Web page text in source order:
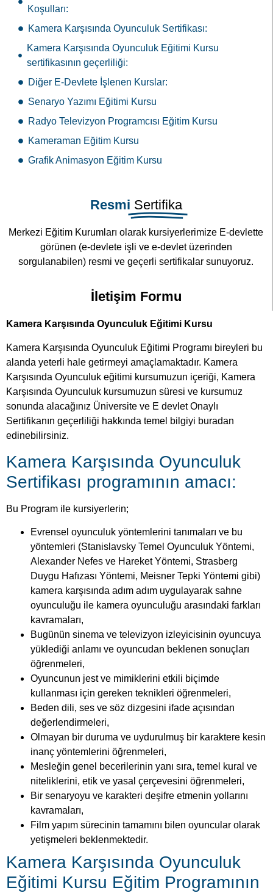
Koşulları:
Kamera Karşısında Oyunculuk Sertifikası:
Kamera Karşısında Oyunculuk Eğitimi Kursu
sertifikasının geçerliliği:
Diğer E-Devlete İşlenen Kurslar:
Senaryo Yazımı Eğitimi Kursu
Radyo Televizyon Programcısı Eğitim Kursu
Kameraman Eğitim Kursu
Grafik Animasyon Eğitim Kursu
Resmi Sertifika
Merkezi Eğitim Kurumları olarak kursiyerlerimize E-devlette
görünen (e-devlete işli ve e-devlet üzerinden
sorgulanabilen) resmi ve geçerli sertifikalar sunuyoruz.
İletişim Formu
Kamera Karşısında Oyunculuk Eğitimi Kursu
Kamera Karşısında Oyunculuk Eğitimi Programı bireyleri bu
alanda yeterli hale getirmeyi amaçlamaktadır. Kamera
Karşısında Oyunculuk eğitimi kursumuzun içeriği, Kamera
Karşısında Oyunculuk kursumuzun süresi ve kursumuz
sonunda alacağınız Üniversite ve E devlet Onaylı
Sertifikanın geçerliliği hakkında temel bilgiyi buradan
edinebilirsiniz.
Kamera Karşısında Oyunculuk
Sertifikası programının amacı:
Bu Program ile kursiyerlerin;
Evrensel oyunculuk yöntemlerini tanımaları ve bu
yöntemleri (Stanislavsky Temel Oyunculuk Yöntemi,
Alexander Nefes ve Hareket Yöntemi, Strasberg
Duygu Hafızası Yöntemi, Meisner Tepki Yöntemi gibi)
kamera karşısında adım adım uygulayarak sahne
oyunculuğu ile kamera oyunculuğu arasındaki farkları
kavramaları,
Bugünün sinema ve televizyon izleyicisinin oyuncuya
yüklediği anlamı ve oyuncudan beklenen sonuçları
öğrenmeleri,
Oyuncunun jest ve mimiklerini etkili biçimde
kullanması için gereken teknikleri öğrenmeleri,
Beden dili, ses ve söz dizgesini ifade açısından
değerlendirmeleri,
Olmayan bir duruma ve uydurulmuş bir karaktere kesin
inanç yöntemlerini öğrenmeleri,
Mesleğin genel becerilerinin yanı sıra, temel kural ve
niteliklerini, etik ve yasal çerçevesini öğrenmeleri,
Bir senaryoyu ve karakteri deşifre etmenin yollarını
kavramaları,
Film yapım sürecinin tamamını bilen oyuncular olarak
yetişmeleri beklenmektedir.
Kamera Karşısında Oyunculuk
Eğitimi Kursu Eğitim Programının